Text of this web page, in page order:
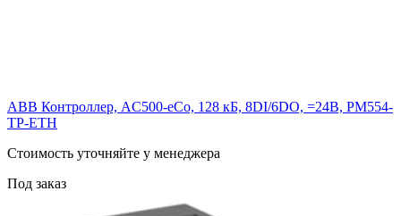
ABB Контроллер, AC500-eCo, 128 кБ, 8DI/6DO, =24В, PM554-
TP-ETH
Cтоимость уточняйте у менеджера
Под заказ